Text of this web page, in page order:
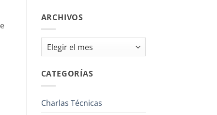
ARCHIVOS
Archivos
CATEGORÍAS
Charlas Técnicas